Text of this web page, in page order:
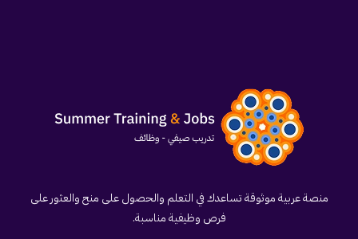
منصة عربية موثوقة تساعدك في التعلم والحصول على منح والعثور على
فرص وظيفية مناسبة.